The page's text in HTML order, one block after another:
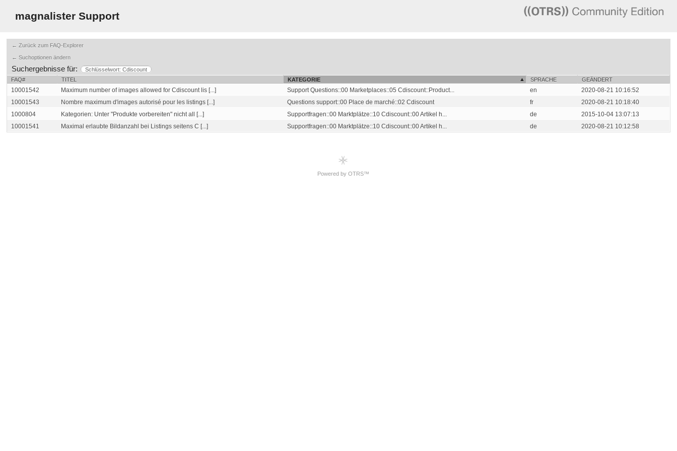
magnalister Support
← Zurück zum FAQ-Explorer
← Suchoptionen ändern
Suchergebnisse für:
Schlüsselwort: Cdiscount
FAQ#
TITEL KATEGORIE SPRACHE GEÄNDERT
10001542 Maximum number of images allowed for Cdiscount lis [...] Support Questions::00 Marketplaces::05 Cdiscount::Product... en
2020-08-21 10:16:52
10001543
Nombre maximum d'images autorisé pour les listings [...] Questions support::00 Place de marché::02 Cdiscount fr
2020-08-21 10:18:40
1000804
Kategorien: Unter "Produkte vorbereiten" nicht all [...] Supportfragen::00 Marktplätze::10 Cdiscount::00 Artikel h... de
2015-10-04 13:07:13
10001541
Maximal erlaubte Bildanzahl bei Listings seitens C [...] Supportfragen::00 Marktplätze::10 Cdiscount::00 Artikel h... de 2020-08-21 10:12:58
Powered by OTRS™